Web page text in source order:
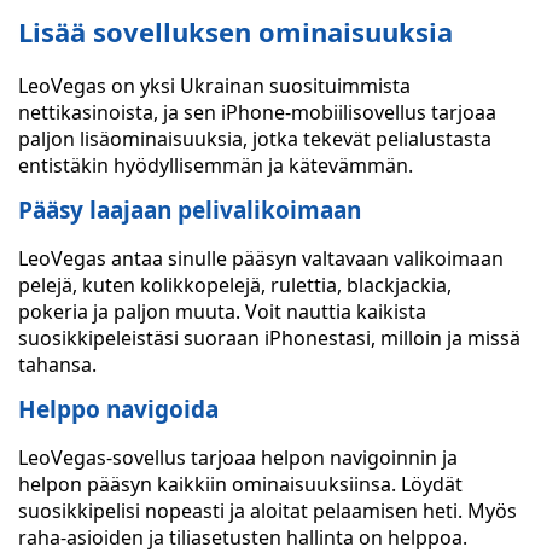
Lisää sovelluksen ominaisuuksia
LeoVegas on yksi Ukrainan suosituimmista
nettikasinoista, ja sen iPhone-mobiilisovellus tarjoaa
paljon lisäominaisuuksia, jotka tekevät pelialustasta
entistäkin hyödyllisemmän ja kätevämmän.
Pääsy laajaan pelivalikoimaan
LeoVegas antaa sinulle pääsyn valtavaan valikoimaan
pelejä, kuten kolikkopelejä, rulettia, blackjackia,
pokeria ja paljon muuta. Voit nauttia kaikista
suosikkipeleistäsi suoraan iPhonestasi, milloin ja missä
tahansa.
Helppo navigoida
LeoVegas-sovellus tarjoaa helpon navigoinnin ja
helpon pääsyn kaikkiin ominaisuuksiinsa. Löydät
suosikkipelisi nopeasti ja aloitat pelaamisen heti. Myös
raha-asioiden ja tiliasetusten hallinta on helppoa.